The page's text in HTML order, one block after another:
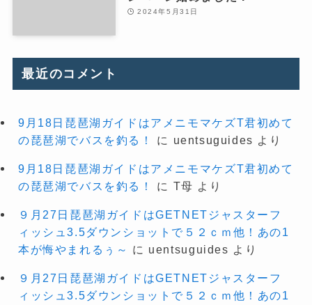
2024年5月31日
最近のコメント
9月18日琵琶湖ガイドはアメニモマケズT君初めて
の琵琶湖でバスを釣る！
に uentsuguides より
9月18日琵琶湖ガイドはアメニモマケズT君初めて
の琵琶湖でバスを釣る！
に T母 より
９月27日琵琶湖ガイドはGETNETジャスターフ
ィッシュ3.5ダウンショットで５２ｃｍ他！あの1
本が悔やまれるぅ～
に uentsuguides より
９月27日琵琶湖ガイドはGETNETジャスターフ
ィッシュ3.5ダウンショットで５２ｃｍ他！あの1